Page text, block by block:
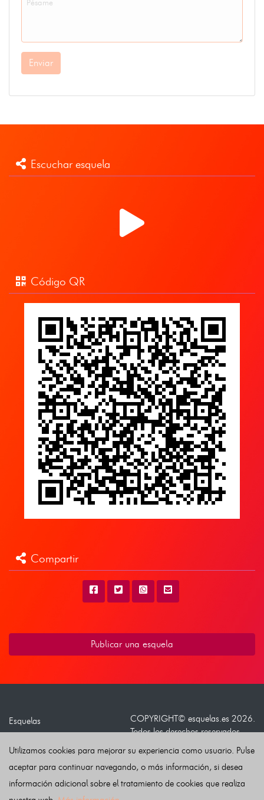
Enviar
Escuchar esquela
Código QR
Compartir
Publicar una esquela
Esquelas
Noticias
Buscador
Condiciones de uso
COPYRIGHT© esquelas.es 2026.
Todos los derechos reservados.
Política de privacidad
Política de Cookies
Utilizamos cookies para mejorar su experiencia como usuario. Pulse
aceptar para continuar navegando, o más información, si desea
información adicional sobre el tratamiento de cookies que realiza